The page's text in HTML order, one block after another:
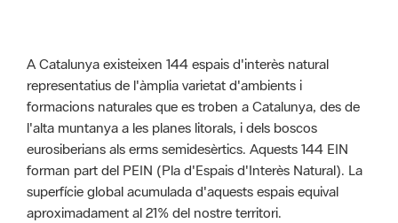
A Catalunya existeixen 144 espais d'interès natural
representatius de l'àmplia varietat d'ambients i
formacions naturales que es troben a Catalunya, des de
l'alta muntanya a les planes litorals, i dels boscos
eurosiberians als erms semidesèrtics. Aquests 144 EIN
forman part del PEIN (Pla d'Espais d'Interès Natural). La
superfície global acumulada d'aquests espais equival
aproximadament al 21% del nostre territori.